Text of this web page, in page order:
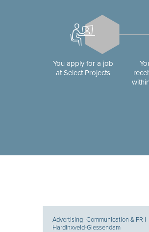
You apply for a job
at Select Projects
Advertising- Communication & PR I
Hardinxveld-Giessendam